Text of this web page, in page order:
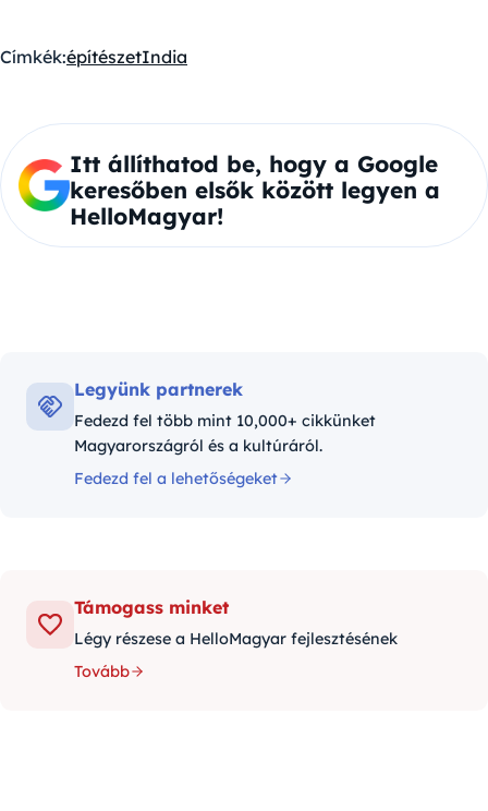
Címkék:építészetIndia
Itt állíthatod be, hogy a Google
keresőben elsők között legyen a
HelloMagyar!
Legyünk partnerek
Fedezd fel több mint 10,000+ cikkünket
Magyarországról és a kultúráról.
Fedezd fel a lehetőségeket
Támogass minket
Légy részese a HelloMagyar fejlesztésének
Tovább